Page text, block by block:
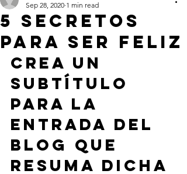
5 secretos
para ser feliz
Sep 28, 2020 1 min read
Crea un
subtítulo
para la
entrada del
blog que
resuma dicha